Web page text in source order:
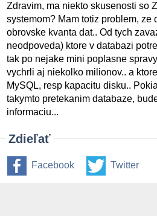
Zdravim, ma niekto skusenosti so
systemom? Mam totiz problem, ze
obrovske kvanta dat.. Od tych
neodpoveda) ktore v databazi
tak po nejake mini poplasne
vychrli aj niekolko milionov.. a
MySQL, resp kapacitu disku..
takymto pretekanim databaze,
informaciu...
Zdieľať
Facebook Twitter